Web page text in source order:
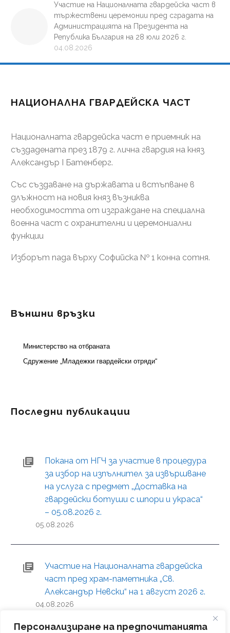
Персонализиране на предпочитанията
Участие на Националната гвардейска част в
тържествени церемонии пред сградата на
Администрацията на Президента на
Република България на 28 юли 2026 г.
04.08.2026
НАЦИОНАЛНА ГВАРДЕЙСКА ЧАСТ
Националната гвардейска част е приемник на
създадената през 1879 г. лична гвардия на княз
Александър І Батенберг.
Със създаване на държавата и встъпване в
длъжност на новия княз възниква
необходимостта от изграждане на специална
военна част с охранителни и церемониални
функции
Изборът пада върху Софийска № 1 конна сотня.
Външни връзки
Министерство на отбраната
Сдружение „Младежки гвардейски отряди“
Последни публикации
Покана от НГЧ за участие в процедура
за избор на изпълнител за извършване
на услуга с предмет „Доставка на
гвардейски ботуши с шпори и украса“
– 05.08.2026 г.
05.08.2026
Участие на Националната гвардейска
част пред храм-паметника „Св.
Александър Невски“ на 1 август 2026 г.
04.08.2026